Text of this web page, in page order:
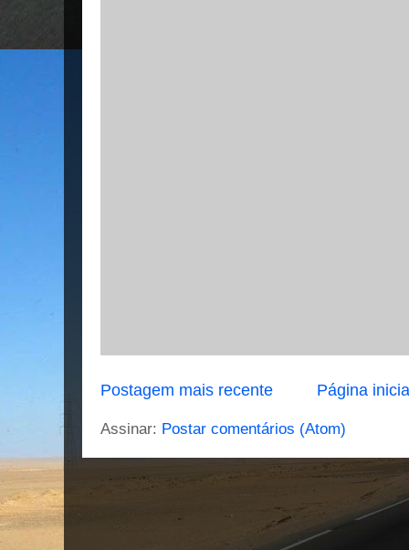
Postagem mais recente Página
Assinar: Postar comentários (Atom)